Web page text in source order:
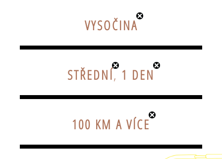
VYSOČINA
STŘEDNÍ, 1 DEN
100 KM A VÍCE